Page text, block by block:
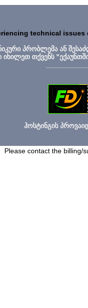
technical
პრობლემა ან
იხილეთ თქვენს
ჰოსტინგის
Please contact the billing/